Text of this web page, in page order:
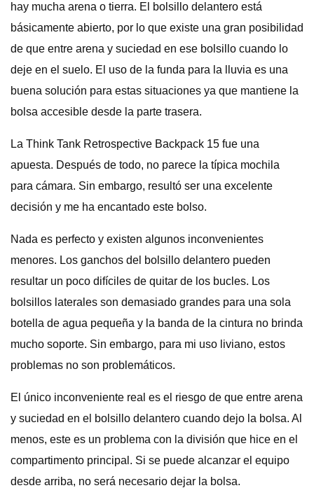
hay mucha arena o tierra. El bolsillo delantero está
básicamente abierto, por lo que existe una gran posibilidad
de que entre arena y suciedad en ese bolsillo cuando lo
deje en el suelo. El uso de la funda para la lluvia es una
buena solución para estas situaciones ya que mantiene la
bolsa accesible desde la parte trasera.
La Think Tank Retrospective Backpack 15 fue una
apuesta. Después de todo, no parece la típica mochila
para cámara. Sin embargo, resultó ser una excelente
decisión y me ha encantado este bolso.
Nada es perfecto y existen algunos inconvenientes
menores. Los ganchos del bolsillo delantero pueden
resultar un poco difíciles de quitar de los bucles. Los
bolsillos laterales son demasiado grandes para una sola
botella de agua pequeña y la banda de la cintura no brinda
mucho soporte. Sin embargo, para mi uso liviano, estos
problemas no son problemáticos.
El único inconveniente real es el riesgo de que entre arena
y suciedad en el bolsillo delantero cuando dejo la bolsa. Al
menos, este es un problema con la división que hice en el
compartimento principal. Si se puede alcanzar el equipo
desde arriba, no será necesario dejar la bolsa.